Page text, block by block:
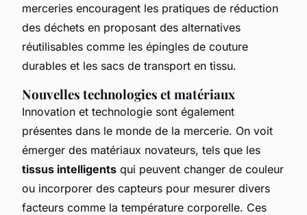
merceries encouragent les pratiques de réduction
des déchets en proposant des alternatives
réutilisables comme les épingles de couture
durables et les sacs de transport en tissu.
Nouvelles technologies et matériaux
Innovation et technologie sont également
présentes dans le monde de la mercerie. On voit
émerger des matériaux novateurs, tels que les
tissus intelligents qui peuvent changer de couleur
ou incorporer des capteurs pour mesurer divers
facteurs comme la température corporelle. Ces